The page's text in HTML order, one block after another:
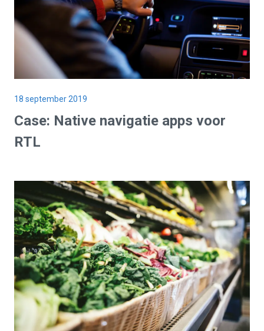
18 september 2019
Case: Native navigatie apps voor
RTL